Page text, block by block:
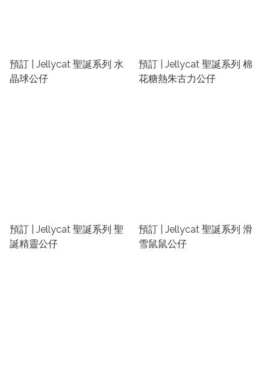
預訂 | Jellycat 聖誕系列 水
晶球公仔
預訂 | Jellycat 聖誕系列 棉
花糖熱朱古力公仔
預訂 | Jellycat 聖誕系列 聖
誕精靈公仔
預訂 | Jellycat 聖誕系列 滑
雪鼠鼠公仔